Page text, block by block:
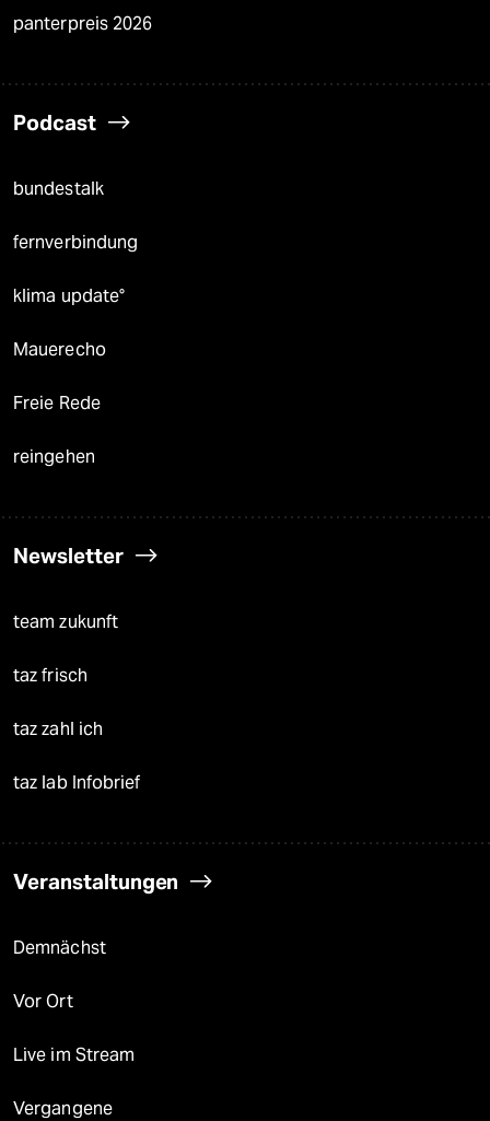
panterpreis 2026
Podcast
bundestalk
fernverbindung
klima update°
Mauerecho
Freie Rede
reingehen
Newsletter
team zukunft
taz frisch
taz zahl ich
taz lab Infobrief
Veranstaltungen
Demnächst
Vor Ort
Live im Stream
Vergangene